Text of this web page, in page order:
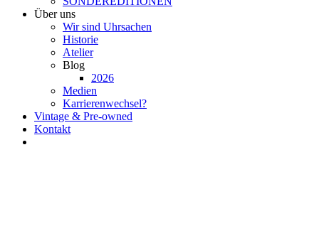
Über uns
Wir sind Uhrsachen
Historie
Atelier
Blog
2026
Medien
Karrierenwechsel?
Vintage & Pre-owned
Kontakt